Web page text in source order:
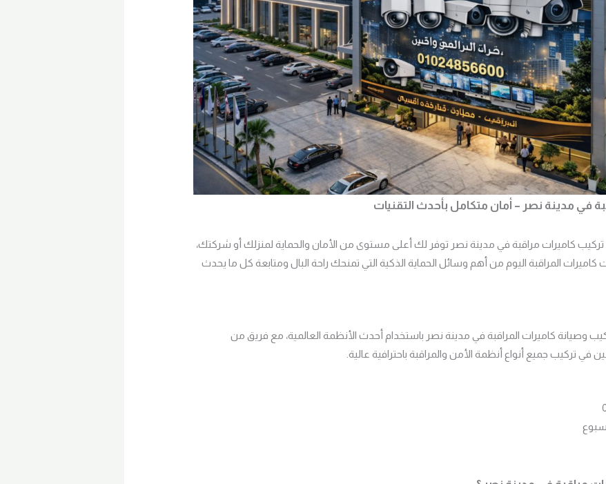
في مدينة نصر – أمان متكامل بأحدث التقنيات
كاميرات مراقبة في مدينة نصر توفر لك أعلى مستوى من الأمان والحماية لمنزلك أو شركتك،
المراقبة اليوم من أهم وسائل الحماية الذكية التي تمنحك راحة البال ومتابعة كل ما يحدث
كاميرات المراقبة في مدينة نصر باستخدام أحدث الأنظمة العالمية، مع فريق من
تركيب جميع أنواع أنظمة الأمن والمراقبة باحترافية عالية.